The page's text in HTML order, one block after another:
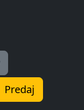
Predaj